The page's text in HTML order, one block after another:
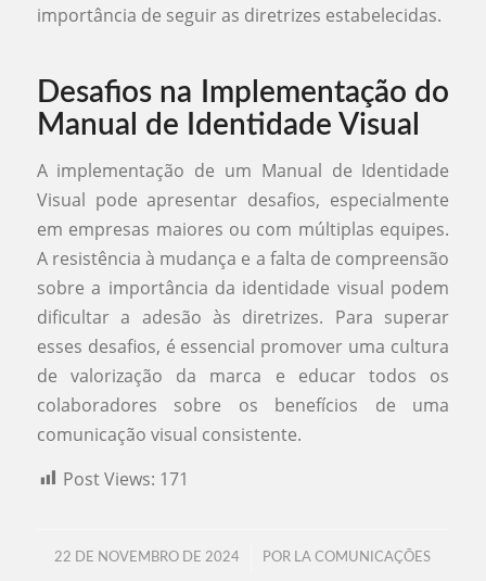
importância de seguir as diretrizes estabelecidas.
Desafios na Implementação do
Manual de Identidade Visual
A implementação de um Manual de Identidade
Visual pode apresentar desafios, especialmente
em empresas maiores ou com múltiplas equipes.
A resistência à mudança e a falta de compreensão
sobre a importância da identidade visual podem
dificultar a adesão às diretrizes. Para superar
esses desafios, é essencial promover uma cultura
de valorização da marca e educar todos os
colaboradores sobre os benefícios de uma
comunicação visual consistente.
Post Views: 171
22 DE NOVEMBRO DE 2024
/ POR LA COMUNICAÇÕES